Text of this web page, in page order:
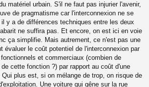
matériel urbain. S'il ne faut pas injurier l'avenir,
de pragmatisme car l'interconnexion ne se
y a de différences techniques entre les deux
ne suffira pas. Et encore, on est ici en voie
ça simplifie. Mais autrement, ce n'est pas une
évaluer le coût potentiel de l'interconnexion par
et commerciaux (combien de
cette fonction ?) par rapport au coût d'une
plus est, si on mélange de trop, on risque de
Une voiture qui gêne sur la rue